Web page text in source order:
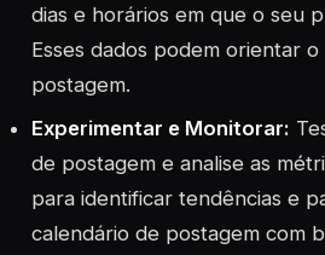
dias e horários em que o seu
Esses dados podem orientar
postagem.
Experimentar e Monitorar:
de postagem e analise as
para identificar tendências e
calendário de postagem com